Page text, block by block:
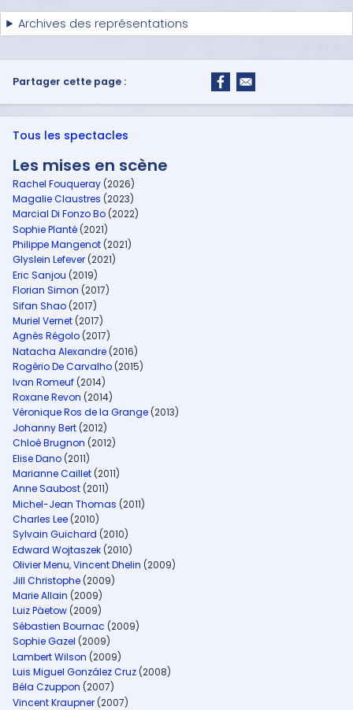
Archives des représentations
Partager cette page :
Tous les spectacles
Les mises en scène
Rachel Fouqueray (2026)
Magalie Claustres (2023)
Marcial Di Fonzo Bo (2022)
Sophie Planté (2021)
Philippe Mangenot (2021)
Glyslein Lefever (2021)
Eric Sanjou (2019)
Florian Simon (2017)
Sifan Shao (2017)
Muriel Vernet (2017)
Agnès Régolo (2017)
Natacha Alexandre (2016)
Rogério De Carvalho (2015)
Ivan Romeuf (2014)
Roxane Revon (2014)
Véronique Ros de la Grange (2013)
Johanny Bert (2012)
Chloé Brugnon (2012)
Elise Dano (2011)
Marianne Caillet (2011)
Anne Saubost (2011)
Michel-Jean Thomas (2011)
Charles Lee (2010)
Sylvain Guichard (2010)
Edward Wojtaszek (2010)
Olivier Menu,Vincent Dhelin (2009)
Jill Christophe (2009)
Marie Allain (2009)
Luiz Päetow (2009)
Sébastien Bournac (2009)
Sophie Gazel (2009)
Lambert Wilson (2009)
Luis Miguel González Cruz (2008)
Béla Czuppon (2007)
Vincent Kraupner (2007)